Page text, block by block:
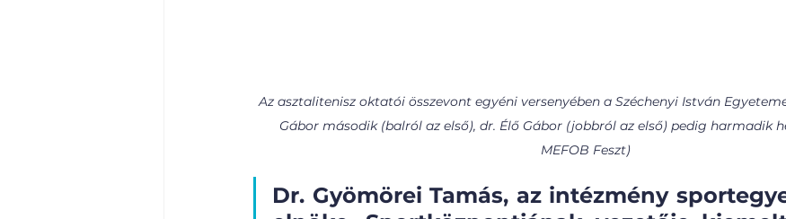
Az asztalitenisz oktatói összevont egyéni versenyében a Széchenyi István
Gábor második (balról az első), dr. Élő Gábor (jobbról az első) pedig harmadik
MEFOB Feszt)
Dr. Gyömörei Tamás, az intézmény